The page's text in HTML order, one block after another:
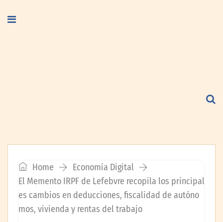
Home
Economía Digital
El Memento IRPF de Lefebvre recopila los principal
es cambios en deducciones, fiscalidad de autóno
mos, vivienda y rentas del trabajo